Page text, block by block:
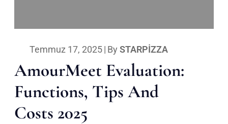
Temmuz 17, 2025| By STARPIZZA
AmourMeet Evaluation:
Functions, Tips And
Costs 2025